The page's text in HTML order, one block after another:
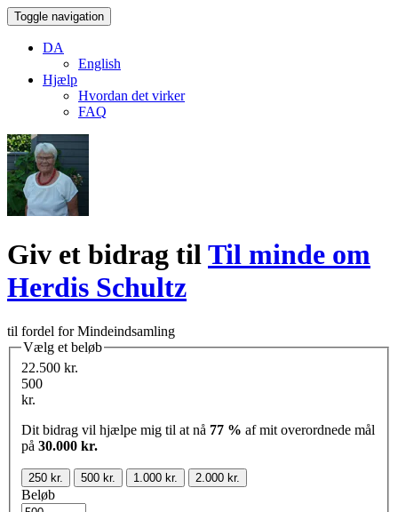
Toggle navigation
DA
English
Hjælp
Hvordan det virker
FAQ
Giv et bidrag tilTil minde om
Herdis Schultz
til fordel for Mindeindsamling
Vælg et beløb
22.500 kr.
500
kr.
Dit bidrag vil hjælpe mig til at nå 77 % af mit overordnede mål
på 30.000 kr.
250 kr. 500 kr. 1.000 kr. 2.000 kr.
Beløb